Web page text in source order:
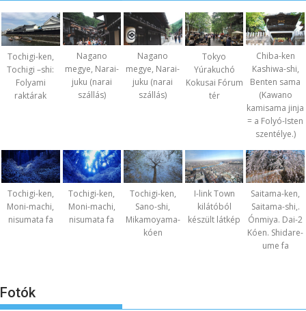
Tochigi-ken,
Tochigi –shi:
Folyami
raktárak
Nagano
megye, Narai-
juku (narai
szállás)
Nagano
megye, Narai-
juku (narai
szállás)
Tokyo
Yúrakuchó
Kokusai Fórum
tér
Chiba-ken
Kashiwa-shi,
Benten sama
(Kawano
kamisama jinja
= a Folyó-Isten
szentélye.)
Tochigi-ken,
Moni-machi,
nisumata fa
Tochigi-ken,
Moni-machi,
nisumata fa
Tochigi-ken,
Sano-shi,
Mikamoyama-
kóen
I-link Town
kilátóból
készült látkép
Saitama-ken,
Saitama-shi,.
Ónmiya. Dai-2
Kóen. Shidare-
ume fa
Fotók